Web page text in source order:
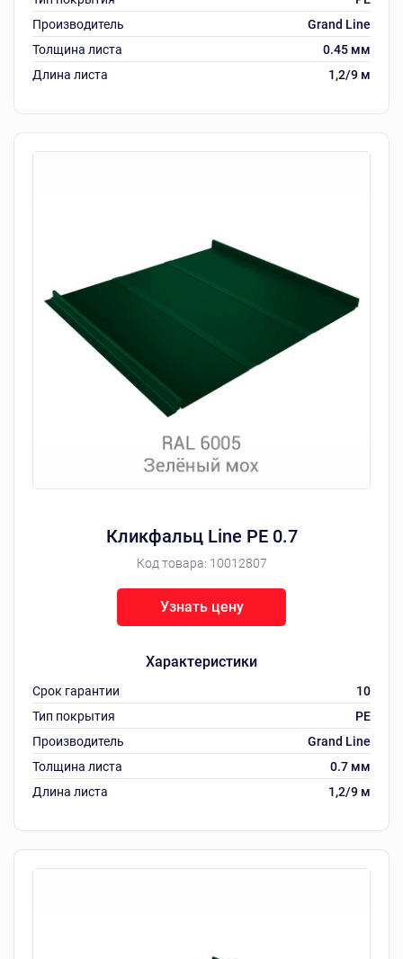
Производитель
Grand Line
Толщина листа
0.45 мм
Длина листа
1,2/9 м
Кликфальц Line РЕ 0.7
Код товара: 10012807
Характеристики
Срок гарантии
10
Тип покрытия
РЕ
Производитель
Grand Line
Толщина листа
0.7 мм
Длина листа
1,2/9 м
Узнать цену